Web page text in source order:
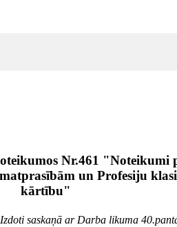
Nr.461
un Profesiju
kārtību"
Izdoti saskaņā ar Darba likuma